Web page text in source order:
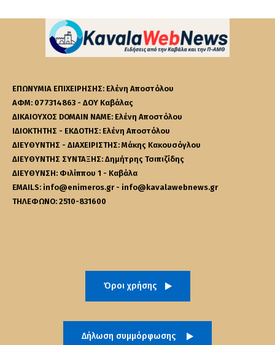
ΕΠΩΝΥΜΙΑ ΕΠΙΧΕΙΡΗΣΗΣ: Ελένη Αποστόλου
ΑΦΜ: 077314863 - ΔΟΥ Καβάλας
ΔΙΚΑΙΟΥΧΟΣ DOMAIN NAME: Ελένη Αποστόλου
ΙΔΙΟΚΤΗΤΗΣ - ΕΚΔΟΤΗΣ: Ελένη Αποστόλου
ΔΙΕΥΘΥΝΤΗΣ - ΔΙΑΧΕΙΡΙΣΤΗΣ: Μάκης Κακουσόγλου
ΔΙΕΥΘΥΝΤΗΣ ΣΥΝΤΑΞΗΣ: Δημήτρης Τσιπιζίδης
ΔΙΕΥΘΥΝΣΗ: Φιλίππου 1 - Καβάλα
EMAILS: info@enimeros.gr - info@kavalawebnews.gr
ΤΗΛΕΦΩΝΟ: 2510-831600
Όροι χρήσης
Δήλωση συμμόρφωσης